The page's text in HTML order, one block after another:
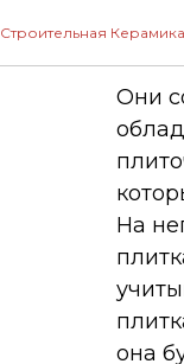
Строительная Керамика
Они
На
она